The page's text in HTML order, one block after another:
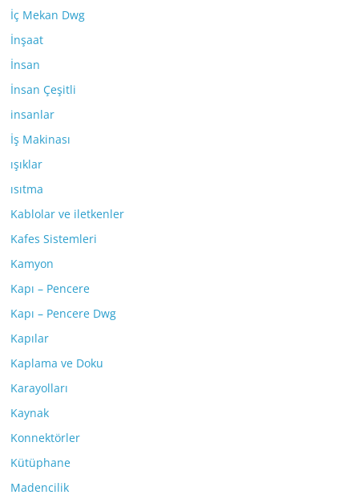
İç Mekan Dwg
İnşaat
İnsan
İnsan Çeşitli
insanlar
İş Makinası
ışıklar
ısıtma
Kablolar ve iletkenler
Kafes Sistemleri
Kamyon
Kapı – Pencere
Kapı – Pencere Dwg
Kapılar
Kaplama ve Doku
Karayolları
Kaynak
Konnektörler
Kütüphane
Madencilik